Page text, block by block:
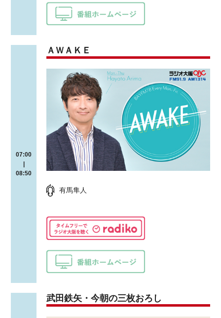
07:00
08:50
ＡＷＡＫＥ
有馬隼人
武田鉄矢・今朝の三枚おろし